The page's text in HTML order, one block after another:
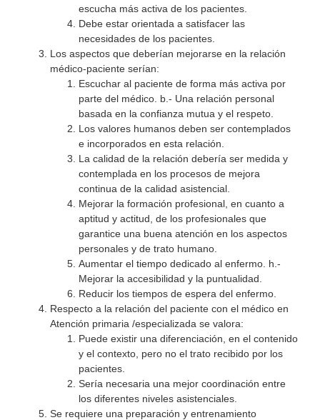
escucha más activa de los pacientes.
Debe estar orientada a satisfacer las
necesidades de los pacientes.
Los aspectos que deberían mejorarse en la relación
médico-paciente serían:
Escuchar al paciente de forma más activa por
parte del médico. b.- Una relación personal
basada en la confianza mutua y el respeto.
Los valores humanos deben ser contemplados
e incorporados en esta relación.
La calidad de la relación debería ser medida y
contemplada en los procesos de mejora
continua de la calidad asistencial.
Mejorar la formación profesional, en cuanto a
aptitud y actitud, de los profesionales que
garantice una buena atención en los aspectos
personales y de trato humano.
Aumentar el tiempo dedicado al enfermo. h.-
Mejorar la accesibilidad y la puntualidad.
Reducir los tiempos de espera del enfermo.
Respecto a la relación del paciente con el médico en
Atención primaria /especializada se valora:
Puede existir una diferenciación, en el contenido
y el contexto, pero no el trato recibido por los
pacientes.
Sería necesaria una mejor coordinación entre
los diferentes niveles asistenciales.
Se requiere una preparación y entrenamiento